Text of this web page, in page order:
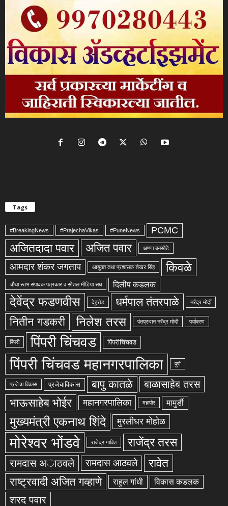
Tags
#BreakingNews #PrajechaVikas #PuneNews PCMC
अजितदादा पवार अजित पवार अण्णा बनसोडे
आमदार शंकर जगताप आयुक्त तथा प्रशासक शेखर सिंह किवळे
चौथा स्तंभ संपादक पत्रकार व सोशल मीडिया संघ दिलीप कडलक
देवेंद्र फडणवीस देहुरोड धर्मपाल तंतरपाळे नरेंद्र मोदीं
नितीन गडकरी निलेश तरस पंतप्रधान नरेंद्र मोदी पर्यावरण
पिंपरी पिंपरी चिंचवड पिंपरीचिंचवड
पिंपरी चिंचवड महानगरपालिका पुणे
प्रजेचा विकास प्रजेचाविकास बापु कातळे बाळासाहेब तरस
भाऊसाहेब भोईर महानगरपालिका महापौर मामुर्डी
मुख्यमंत्री एकनाथ शिंदे मुरलीधर मोहोळ
मोरेश्वर भोंडवे राजेंद्र गावित राजेंद्र तरस
रामदास अाठवले रामदास आठवले रावेत
राष्ट्रवादी अजित गव्हाणे राहुल गांधी विकास कडलक
शरद पवार